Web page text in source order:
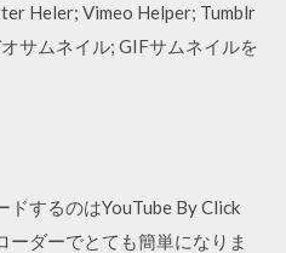
Heler; Vimeo Helper; Tumblr
サムネイル; GIFサムネイルを
するのはYouTube By Click
ダーでとても簡単になりま